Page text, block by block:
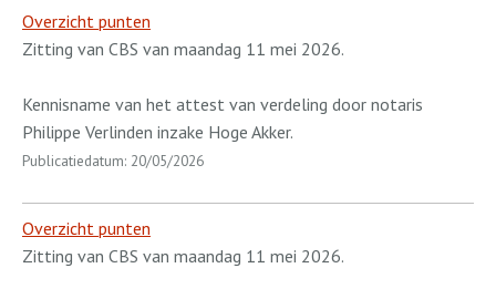
Overzicht punten
Zitting van CBS van maandag 11 mei 2026.
Kennisname van het attest van verdeling door notaris
Philippe Verlinden inzake Hoge Akker.
Publicatiedatum: 20/05/2026
Overzicht punten
Zitting van CBS van maandag 11 mei 2026.